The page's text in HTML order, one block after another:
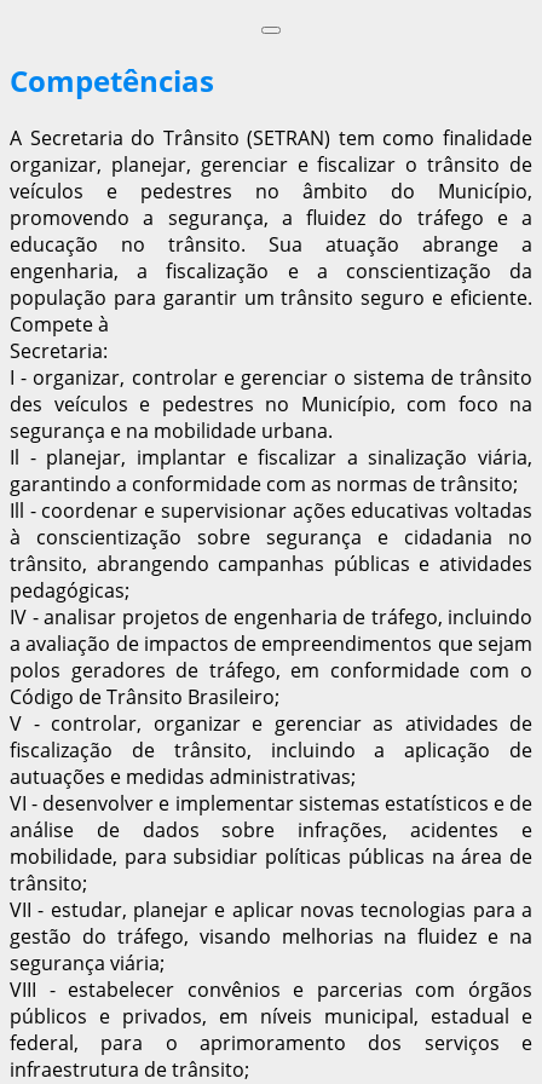
Competências
A Secretaria do Trânsito (SETRAN) tem como finalidade
organizar, planejar, gerenciar e fiscalizar o trânsito de
veículos e pedestres no âmbito do Município,
promovendo a segurança, a fluidez do tráfego e a
educação no trânsito. Sua atuação abrange a
engenharia, a fiscalização e a conscientização da
população para garantir um trânsito seguro e eficiente.
Compete à
Secretaria:
I - organizar, controlar e gerenciar o sistema de trânsito
des veículos e pedestres no Município, com foco na
segurança e na mobilidade urbana.
Il - planejar, implantar e fiscalizar a sinalização viária,
garantindo a conformidade com as normas de trânsito;
Ill - coordenar e supervisionar ações educativas voltadas
à conscientização sobre segurança e cidadania no
trânsito, abrangendo campanhas públicas e atividades
pedagógicas;
IV - analisar projetos de engenharia de tráfego, incluindo
a avaliação de impactos de empreendimentos que sejam
polos geradores de tráfego, em conformidade com o
Código de Trânsito Brasileiro;
V - controlar, organizar e gerenciar as atividades de
fiscalização de trânsito, incluindo a aplicação de
autuações e medidas administrativas;
VI - desenvolver e implementar sistemas estatísticos e de
análise de dados sobre infrações, acidentes e
mobilidade, para subsidiar políticas públicas na área de
trânsito;
VII - estudar, planejar e aplicar novas tecnologias para a
gestão do tráfego, visando melhorias na fluidez e na
segurança viária;
VIII - estabelecer convênios e parcerias com órgãos
públicos e privados, em níveis municipal, estadual e
federal, para o aprimoramento dos serviços e
infraestrutura de trânsito;